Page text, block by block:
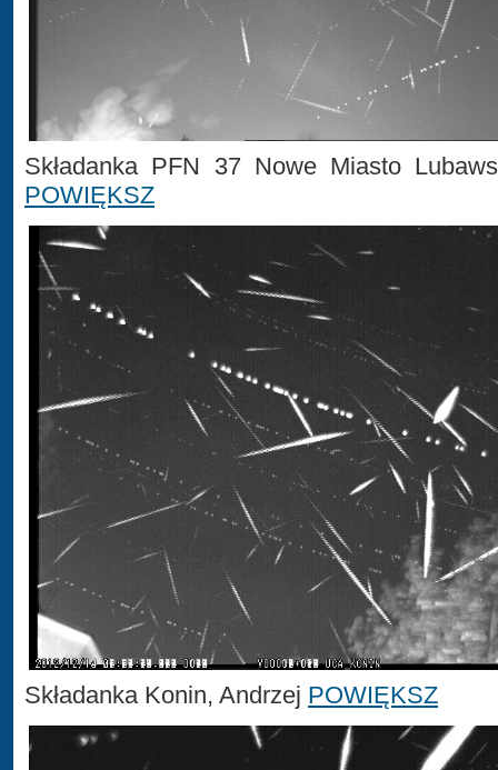
Składanka PFN 37 Nowe Miasto
POWIĘKSZ
Składanka Konin, Andrzej POWIĘKSZ